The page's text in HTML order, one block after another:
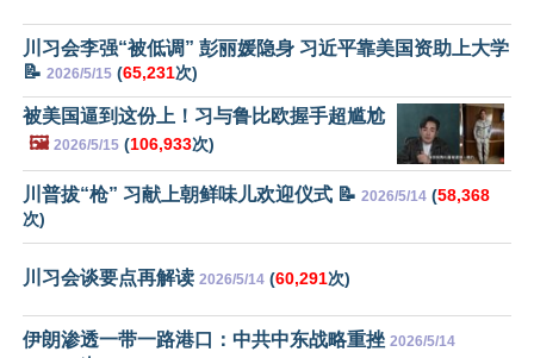
川习会李强“被低调” 彭丽媛隐身 习近平靠美国资助上大学
📝 2026/5/15 (65,231次)
被美国逼到这份上！习与鲁比欧握手超尴尬
🖼️ 2026/5/15 (106,933次)
川普拔“枪” 习献上朝鲜味儿欢迎仪式 📝 2026/5/14 (58,368
次)
川习会谈要点再解读 2026/5/14 (60,291次)
伊朗渗透一带一路港口：中共中东战略重挫 2026/5/14